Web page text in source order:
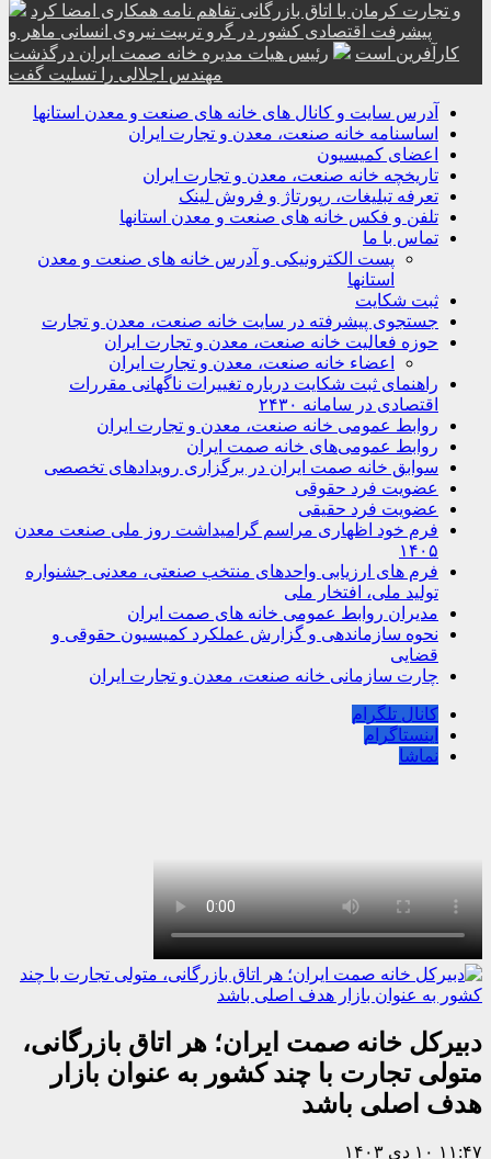
و تجارت کرمان با اتاق بازرگانی تفاهم نامه همکاری امضا کرد
پیشرفت اقتصادی کشور در گرو تربیت نیروی انسانی ماهر و
کارآفرین است
رئیس هیات مدیره خانه صمت ایران درگذشت
مهندس اجلالی را تسلیت گفت
آدرس سایت و کانال های خانه های صنعت و معدن استانها
اساسنامه خانه صنعت، معدن و تجارت ایران
اعضای کمیسیون
تاریخچه خانه صنعت، معدن و تجارت ایران
تعرفه تبلیغات، رپورتاژ و فروش لینک
تلفن و فکس خانه های صنعت و معدن استانها
تماس با ما
پست الکترونیکی و آدرس خانه های صنعت و معدن
استانها
ثبت شکایت
جستجوی پیشرفته در سایت خانه صنعت، معدن و تجارت
حوزه فعالیت خانه صنعت، معدن و تجارت ایران
اعضاء خانه صنعت، معدن و تجارت ایران
راهنمای ثبت شکایت درباره تغییرات ناگهانی مقررات
اقتصادی در سامانه ۲۴۳۰
روابط عمومی خانه صنعت، معدن و تجارت ایران
روابط عمومی‌های خانه صمت ایران
سوابق خانه صمت ایران در برگزاری رویدادهای تخصصی
عضویت فرد حقوقی
عضویت فرد حقیقی
فرم خود اظهاری مراسم گرامیداشت روز ملی صنعت معدن
۱۴۰۵
فرم های ارزیابی واحدهای منتخب صنعتی، معدنی جشنواره
تولید ملی، افتخار ملی
مدیران روابط عمومی خانه های صمت ایران
نحوه سازماندهی و گزارش عملکرد کمیسیون حقوقی و
قضایی
چارت سازمانی خانه صنعت، معدن و تجارت ایران
کانال تلگرام
اینستاگرام
نماشا
دبیرکل خانه صمت ایران؛ هر اتاق بازرگانی،
متولی تجارت با چند کشور به عنوان بازار
هدف اصلی باشد
۱۱:۴۷ ۱۰ دی ۱۴۰۳